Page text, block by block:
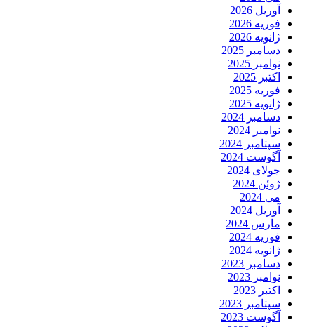
آوریل 2026
فوریه 2026
ژانویه 2026
دسامبر 2025
نوامبر 2025
اکتبر 2025
فوریه 2025
ژانویه 2025
دسامبر 2024
نوامبر 2024
سپتامبر 2024
آگوست 2024
جولای 2024
ژوئن 2024
می 2024
آوریل 2024
مارس 2024
فوریه 2024
ژانویه 2024
دسامبر 2023
نوامبر 2023
اکتبر 2023
سپتامبر 2023
آگوست 2023